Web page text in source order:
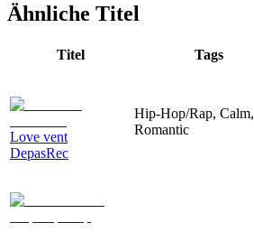
Ähnliche Titel
Titel Tags
Love vent
DepasRec
Hip-Hop/Rap, Calm,
Romantic